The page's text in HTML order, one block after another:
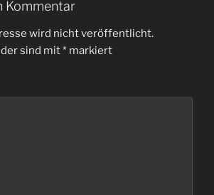
Kommentar
wird nicht veröffentlicht.
sind mit* markiert